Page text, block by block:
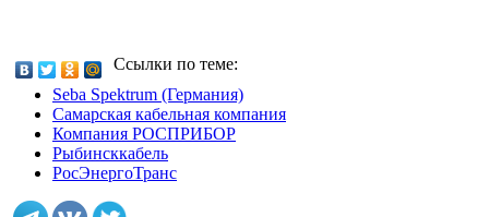
Ссылки по теме:
Seba Spektrum (Германия)
Самарская кабельная компания
Компания РОСПРИБОР
Рыбинсккабель
РосЭнергоТранс